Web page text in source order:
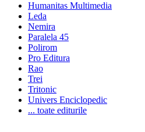
Humanitas Multimedia
Leda
Nemira
Paralela 45
Polirom
Pro Editura
Rao
Trei
Tritonic
Univers Enciclopedic
... toate editurile